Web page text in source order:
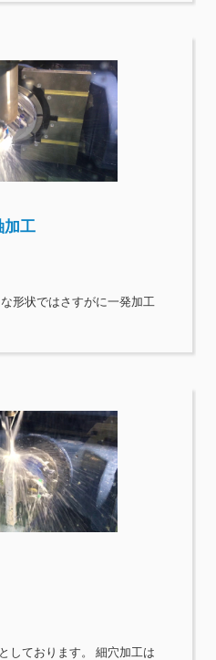
加工
形状ではさすがに一発加工
しております。 細穴加工は